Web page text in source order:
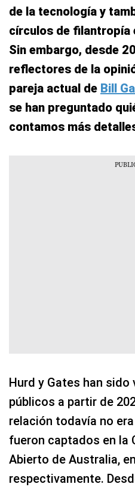
de la tecnología y
círculos de filantropía
Sin embargo, desde
reflectores de la
pareja actual de Bill
se han preguntado
contamos más
Hurd y Gates han
públicos a partir de
relación todavía no
fueron captados en la
Abierto de Australia,
respectivamente.